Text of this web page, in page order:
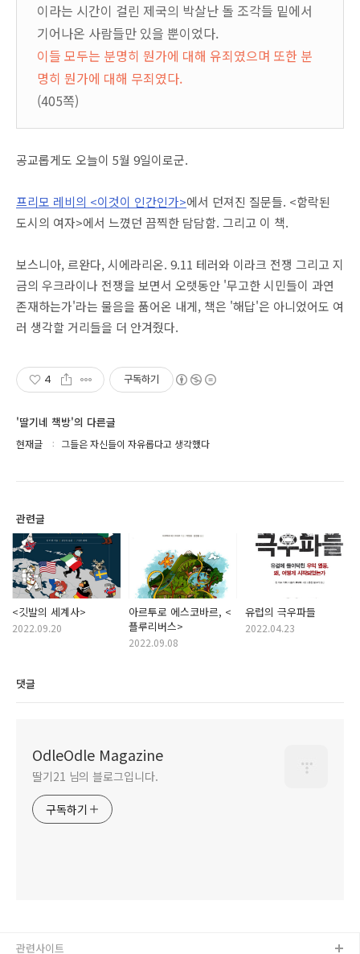
이라는 시간이 걸린 제국의 박살난 돌 조각들 밑에서
기어나온 사람들만 있을 뿐이었다.
이들 모두는 분명히 뭔가에 대해 유죄였으며 또한 분
명히 뭔가에 대해 무죄였다.
(405쪽)
공교롭게도 오늘이 5월 9일이로군.
프리모 레비의 <이것이 인간인가>에서 던져진 질문들. <함락된
도시의 여자>에서 느꼈던 끔찍한 담담함. 그리고 이 책.
보스니아, 르완다, 시에라리온. 9.11 테러와 이라크 전쟁 그리고 지
금의 우크라이나 전쟁을 보면서 오랫동안 '무고한 시민들이 과연
존재하는가'라는 물음을 품어온 내게, 책은 '해답'은 아니었어도 여
러 생각할 거리들을 더 안겨줬다.
4 구독하기
'딸기네 책방'의 다른글
현재글 그들은 자신들이 자유롭다고 생각했다
관련글
<깃발의 세계사>
2022.09.20
아르투로 에스코바르, <
플루리버스>
2022.09.08
유럽의 극우파들
2022.04.23
댓글
OdleOdle Magazine
딸기21 님의 블로그입니다.
구독하기
관련사이트